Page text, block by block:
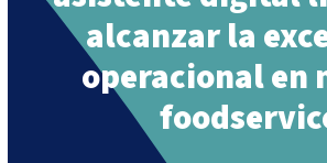
alcanzar la
operacional en